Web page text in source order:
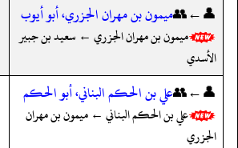
👤←👥ميمون بن مهران الجزري، أبو أيوب
ميمون بن مهران الجزري ← سعيد بن جبير
الأسدي
👤←👥علي بن الحكم البناني، أبو الحكم
علي بن الحكم البناني ← ميمون بن مهران
الجزري